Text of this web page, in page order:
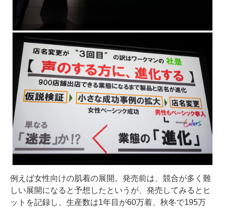
例えば女性向けの肌着の展開。発売前は、競合が多く難
しい展開になると予想したというが、発売してみるとヒ
ットを記録し、生産数は1年目が60万着、秋冬で195万